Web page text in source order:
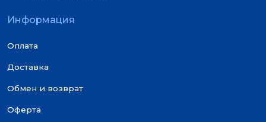
Информация
Оплата
Доставка
Обмен и возврат
Оферта